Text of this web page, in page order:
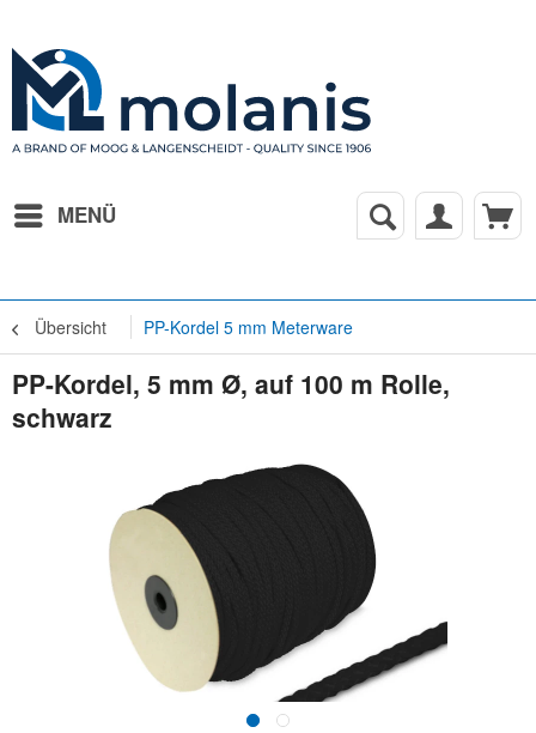
MENÜ
Übersicht PP-Kordel 5 mm Meterware
PP-Kordel, 5 mm Ø, auf 100 m Rolle,
schwarz